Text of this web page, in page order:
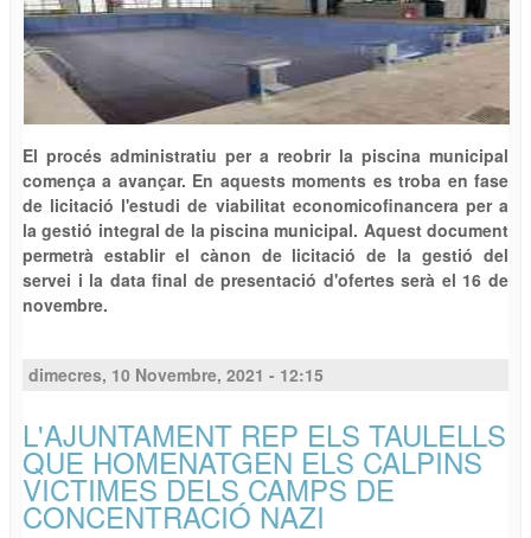
El procés administratiu per a reobrir la piscina municipal
comença a avançar. En aquests moments es troba en fase
de licitació l'estudi de viabilitat economicofinancera per a
la gestió integral de la piscina municipal. Aquest document
permetrà establir el cànon de licitació de la gestió del
servei i la data final de presentació d'ofertes serà el 16 de
novembre.
dimecres, 10 Novembre, 2021 - 12:15
L'AJUNTAMENT REP ELS TAULELLS
QUE HOMENATGEN ELS CALPINS
VICTIMES DELS CAMPS DE
CONCENTRACIÓ NAZI